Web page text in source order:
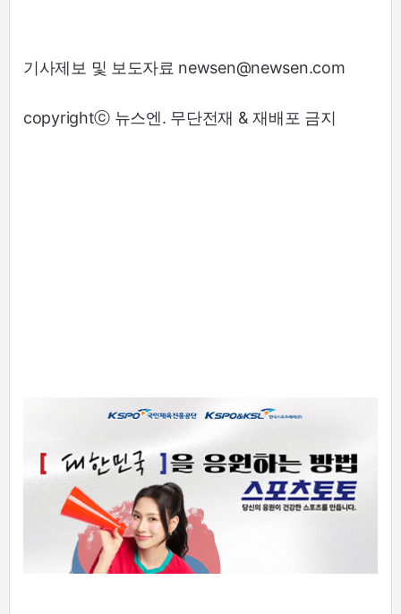
기사제보 및 보도자료 newsen@newsen.com
copyrightⓒ 뉴스엔. 무단전재 & 재배포 금지